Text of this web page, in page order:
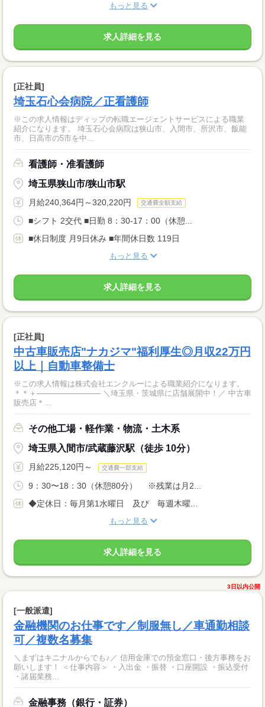
もっと見る
求人詳細を見る
[正社員]
埼玉石心会病院／正看護師
※この求人情報はディップの転職エージェントサービスによる職業
紹介になります。 埼玉石心会病院は狭山市、入間市、所沢市、飯能
市、日高市の5市を中...
看護師・准看護師
埼玉県狭山市/狭山市駅
月給240,364円～320,220円 交通費全額支給
■シフト 2交代 ■日勤 8：30-17：00（休憩...
■休日制度 月9日休み ■年間休日数 119日
もっと見る
求人詳細を見る
[正社員]
中古車販売店"ナカジマ"福利厚生◎月収22万円
以上｜自動車整備士
※この求人情報は株式会社エンクルーによる職業紹介になります。
＊＊＋──────────── ＼埼玉県・茨城県に店舗展開中！／ 中古車
販売店＊...
その他工場・軽作業・物流・土木系
埼玉県入間市/武蔵藤沢駅（徒歩 10分）
月給225,120円～ 交通費一部支給
9：30〜18：30（休憩80分） ※残業は月2...
◆定休日：毎月第1水曜日 及び 毎週木曜...
もっと見る
求人詳細を見る
3日以内公開
[一般派遣]
金融機関のお仕事です／制服無し／車通勤相談
可／複数名募集
＼まずはキニナルからでも♪／ 信用金庫での預金窓口・後方事務をお
願いします！ ＜仕事内容＞ ・入出金 ・振替 ・口座開設 ・振込受付
・諸届業務...
金融事務（銀行・証券）